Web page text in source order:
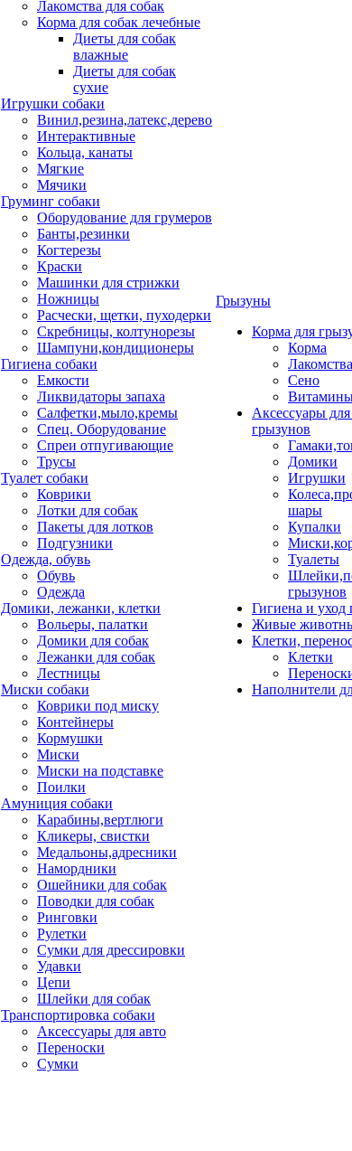
Лакомства для собак
Корма для собак лечебные
Диеты для собак
влажные
Диеты для собак
сухие
Игрушки собаки
Винил,резина,латекс,дерево
Интерактивные
Кольца, канаты
Мягкие
Мячики
Груминг собаки
Оборудование для грумеров
Банты,резинки
Когтерезы
Краски
Машинки для стрижки
Ножницы
Расчески, щетки, пуходерки
Скребницы, колтунорезы
Шампуни,кондиционеры
Гигиена собаки
Емкости
Ликвидаторы запаха
Салфетки,мыло,кремы
Спец. Оборудование
Спреи отпугивающие
Трусы
Туалет собаки
Коврики
Лотки для собак
Пакеты для лотков
Подгузники
Одежда, обувь
Обувь
Одежда
Домики, лежанки, клетки
Вольеры, палатки
Домики для собак
Лежанки для собак
Лестницы
Миски собаки
Коврики под миску
Контейнеры
Кормушки
Миски
Миски на подставке
Поилки
Амуниция собаки
Карабины,вертлюги
Кликеры, свистки
Медальоны,адресники
Намордники
Ошейники для собак
Поводки для собак
Ринговки
Рулетки
Сумки для дрессировки
Удавки
Цепи
Шлейки для собак
Транспортировка собаки
Аксессуары для авто
Переноски
Сумки
Грызуны
Корма для
Корма
Лакомства
Сено
Аксессуары
грызунов
Домики
Игрушки
шары
Купалки
Туалеты
грызунов
Гигиена и уход
Живые
Клетки,
Клетки
Наполнители